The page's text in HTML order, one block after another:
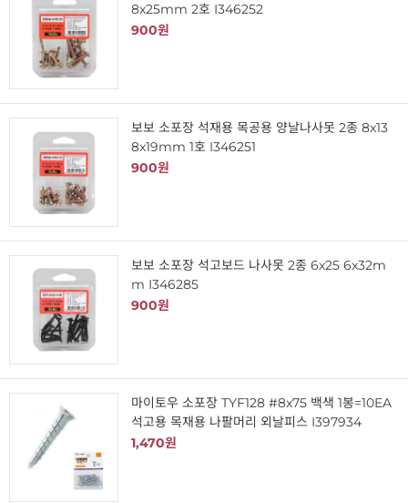
8x25mm 2호 I346252
900원
보보 소포장 석재용 목공용 양날나사못 2종 8x13
8x19mm 1호 I346251
900원
보보 소포장 석고보드 나사못 2종 6x25 6x32m
m I346285
900원
마이토우 소포장 TYF128 #8x75 백색 1봉=10EA
석고용 목재용 나팔머리 외날피스 I397934
1,470원